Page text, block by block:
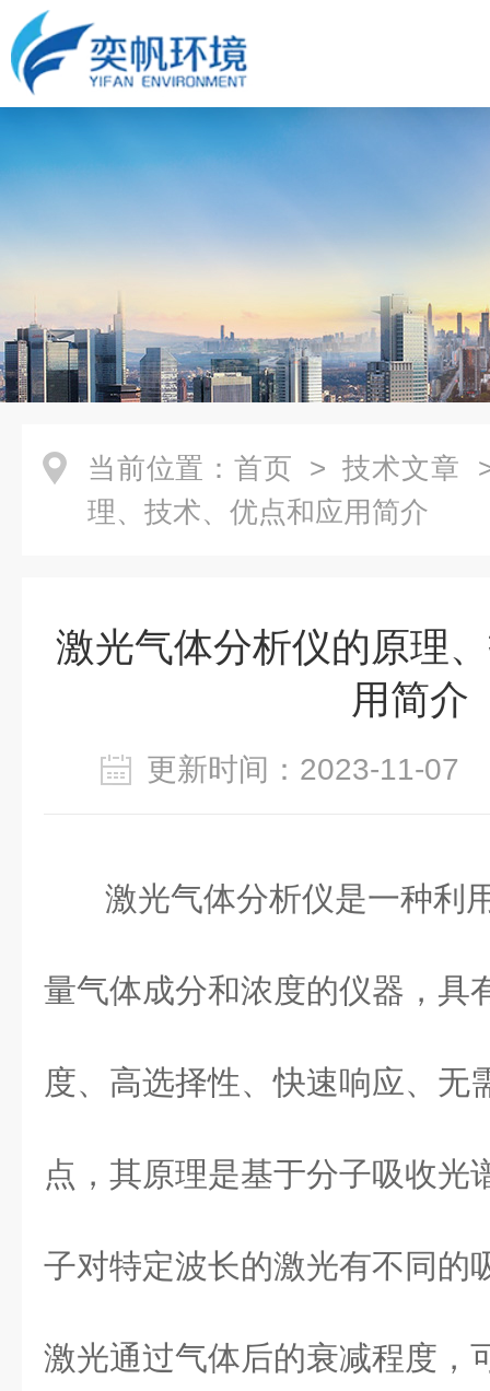
当前位置： 首页 > 技术文章
理、技术、优点和应用简介
激光气体分析仪的原理
用简介
更新时间：2023-11-
激光气体分析仪是一种利
量气体成分和浓度的仪器，具
度、高选择性、快速响应、无
点，其原理是基于分子吸收光
子对特定波长的激光有不同的
激光通过气体后的衰减程度，